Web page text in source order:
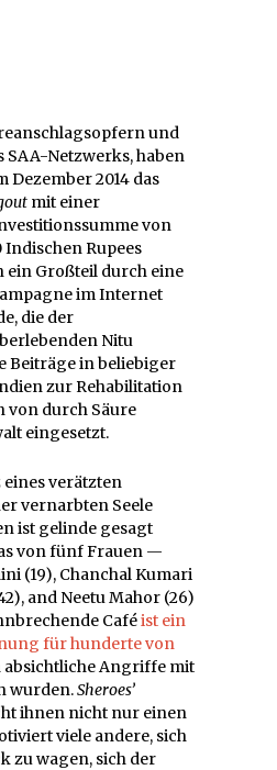
und
SAA-Netzwerks, haben
Dezember 2014 das
mit einer
von
Rupees
ein Großteil durch eine
im Internet
die der
Nitu
Beiträge in beliebiger
zur Rehabilitation
von durch Säure
eingesetzt.
verätzten
vernarbten Seele
ist gelinde gesagt
von fünf Frauen —
(19), Chanchal Kumari
and Neetu Mahor (26)
Caféist ein
für hunderte von
absichtliche Angriffe mit
wurden.Sheroes’
ihnen nicht nur einen
viele andere, sich
zu wagen, sich der